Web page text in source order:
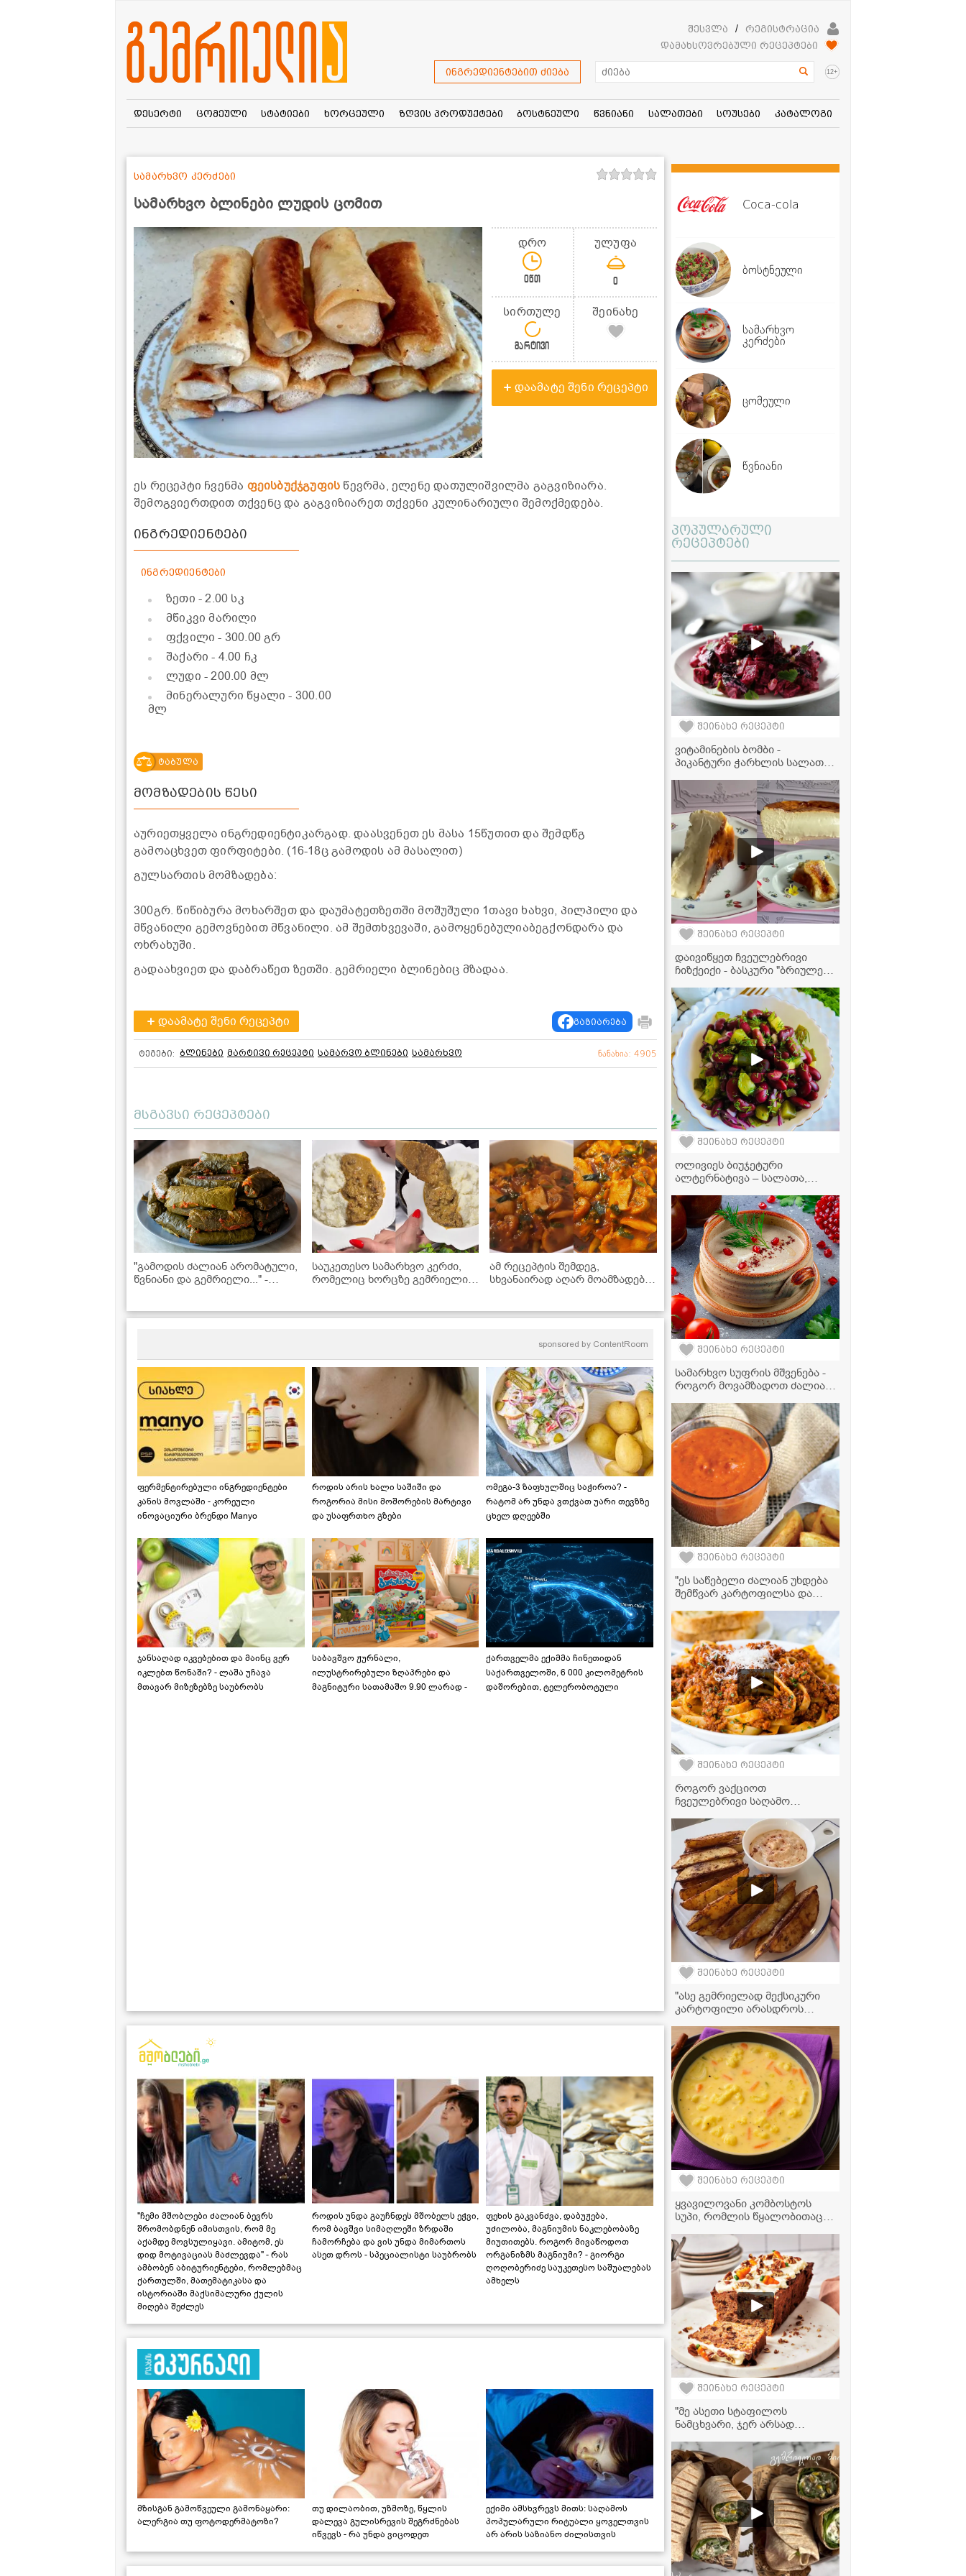
შესვლა /
რეგისტრაცია
დამახსოვრებული რეცეპტები
ინგრედიენტებით ძიება 12+
დესერტი ცომეული სტატიები ხორცეული ზღვის პროდუქტები ბოსტნეული წვნიანი სალათები სოუსები კატალოგი
სამარხვო ბლინები ლუდის ცომით
სამარხვო კერძები
დრო
0წთ
ულუფა
0
სირთულე
მარტივი
შეინახე
დაამატე შენი რეცეპტი
ეს რეცეპტი ჩვენმა ფეისბუქჯგუფის წევრმა, ელენე დათულიშვილმა გაგვიზიარა.
შემოგვიერთდით თქვენც და გაგვიზიარეთ თქვენი კულინარიული შემოქმედება.
ინგრედიენტები
ინგრედიენტები
ზეთი - 2.00 სკ
მწიკვი მარილი
ფქვილი- 300.00 გრ
შაქარი- 4.00 ჩკ
ლუდი- 200.00 მლ
მინერალური წყალი- 300.00
მლ
ტაბულა
მომზადების წესი
აურიეთყველა ინგრედიენტიკარგად. დაასვენეთ ეს მასა 15წუთით და შემდწგ
გამოაცხვეთ ფირფიტები. (16-18ც გამოდის ამ მასალით)
გულსართის მომზადება:
300გრ. წიწიბურა მოხარშეთ და დაუმატეთზეთში მოშუშული 1თავი ხახვი, პილპილი და
მწვანილი გემოვნებით მწვანილი. ამ შემთხვევაში, გამოყენებულიაბეგქონდარა და
ოხრახუში.
გადაახვიეთ და დაბრაწეთ ზეთში. გემრიელი ბლინებიც მზადაა.
დაამატე შენი რეცეპტი გაზიარება
ტეგები: ბლინები მარტივი რეცეპტი სამარვო ბლინები სამარხვო ნანახია: 4905
მსგავსი რეცეპტები
"გამოდის ძალიან არომატული,
წვნიანი და გემრიელი..." -
საუკეთესო სამარხვო კერძი,
რომელიც ხორცზე გემრიელია!
ამ რეცეპტის შემდეგ,
სხვანაირად აღარ მოამზადებთ!
sponsored by ContentRoom
ფერმენტირებული ინგრედიენტები
კანის მოვლაში - კორეული
ინოვაციური ბრენდი Manyo
როდის არის ხალი საშიში და
როგორია მისი მოშორების მარტივი
და უსაფრთხო გზები
ომეგა-3 ზაფხულშიც საჭიროა? -
რატომ არ უნდა ვთქვათ უარი თევზზე
ცხელ დღეებში
ჯანსაღად იკვებებით და მაინც ვერ
იკლებთ წონაში? - ლაშა უჩავა
მთავარ მიზეზებზე საუბრობს
საბავშვო ჟურნალი,
ილუსტრირებული ზღაპრები და
მაგნიტური სათამაშო 9.90 ლარად -
ქართველმა ექიმმა ჩინეთიდან
საქართველოში, 6 000 კილომეტრის
დაშორებით, ტელერობოტული
"ჩემი მშობლები ძალიან ბევრს
შრომობდნენ იმისთვის, რომ მე
აქამდე მოვსულიყავი. ამიტომ, ეს
დიდ მოტივაციას მაძლევდა" - რას
ამბობენ აბიტურიენტები, რომლებმაც
ქართულში, მათემატიკასა და
ისტორიაში მაქსიმალური ქულის
მიღება შეძლეს
როდის უნდა გაუჩნდეს მშობელს ეჭვი,
რომ ბავშვი სიმაღლეში ზრდაში
ჩამორჩება და ვის უნდა მიმართოს
ასეთ დროს - სპეციალისტი საუბრობს
ფეხის გაკვანძვა, დაბუჟება,
უძილობა, მაგნიუმის ნაკლებობაზე
მიუთითებს. როგორ მივაწოდოთ
ორგანიზმს მაგნიუმი? - გიორგი
ღოღობერიძე საუკეთესო საშუალებას
ამხელს
მზისგან გამოწვეული გამონაყარი:
ალერგია თუ ფოტოდერმატოზი?
თუ დილაობით, უზმოზე, წყლის
დალევა გულისრევის შეგრძნებას
იწვევს - რა უნდა ვიცოდეთ
ექიმი ამსხვრევს მითს: საღამოს
პოპულარული რიტუალი ყოველთვის
არ არის საზიანო ძილისთვის
Coca-cola
ბოსტნეული
სამარხვო
კერძები
ცომეული
წვნიანი
პოპულარული
რეცეპტები
შეინახე რეცეპტი
ვიტამინების ბომბი -
პიკანტური ჭარხლის სალათა
შეინახე რეცეპტი
დაივიწყეთ ჩვეულებრივი
ჩიზქეიქი - ბასკური "ბრიულე",
იპყრობს!
შეინახე რეცეპტი
ოლივიეს ბიუჯეტური
ალტერნატივა – სალათა,
შეინახე რეცეპტი
სამარხვო სუფრის მშვენება -
როგორ მოვამზადოთ ძალიან
სოკო ბაჟეში?
შეინახე რეცეპტი
"ეს საწებელი ძალიან უხდება
შემწვარ კარტოფილსა და
ბულგარული წიწაკის
საწებელი
შეინახე რეცეპტი
როგორ ვაქციოთ
ჩვეულებრივი საღამო
უგემრიელესი ბოლონეზეს
მარტივი რეცეპტი
შეინახე რეცეპტი
"ასე გემრიელად მექსიკური
კარტოფილი არასდროს
რეცეპტი!" - მკითხველის
ვიდეორეცეპტი
შეინახე რეცეპტი
ყვავილოვანი კომბოსტოს
სუპი, რომლის წყალობითაც
შეინახე რეცეპტი
"მე ასეთი სტაფილოს
ნამცხვარი, ჯერ არსად
სტაფილოს ნამცხვრის
ვიდეორეცეპტი